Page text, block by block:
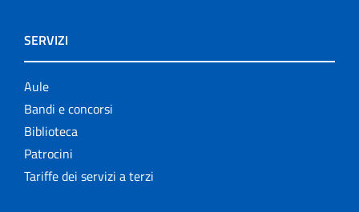
SERVIZI
Aule
Bandi e concorsi
Biblioteca
Patrocini
Tariffe dei servizi a terzi